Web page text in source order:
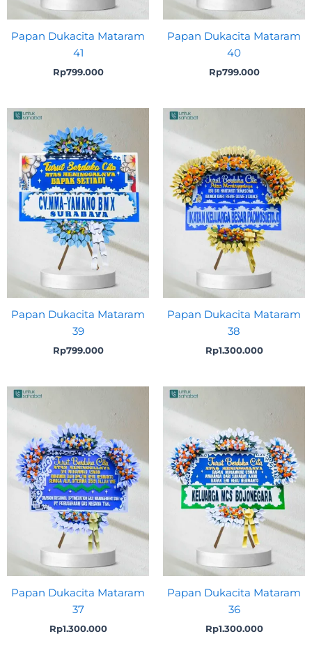
Papan Dukacita Mataram
41
Rp799.000
Papan Dukacita Mataram
40
Rp799.000
Papan Dukacita Mataram
39
Rp799.000
Papan Dukacita Mataram
38
Rp1.300.000
Papan Dukacita Mataram
37
Rp1.300.000
Papan Dukacita Mataram
36
Rp1.300.000